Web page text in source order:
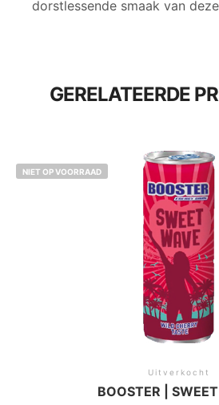
dorstlessende smaak van
GERELATEERDE
NIET OP VOORRAAD
Uitverkocht
BOOSTER |